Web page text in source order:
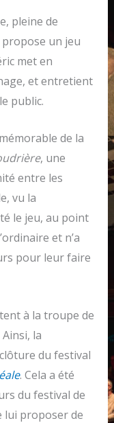
pleine de
un jeu
met en
et entretient
public.
de la
, une
entre les
vu la
le jeu, au point
et n’a
pour leur faire
à la troupe de
la
du festival
. Cela a été
du festival de
lui proposer de